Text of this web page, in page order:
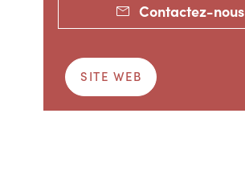
Contactez-nous
SITE WEB